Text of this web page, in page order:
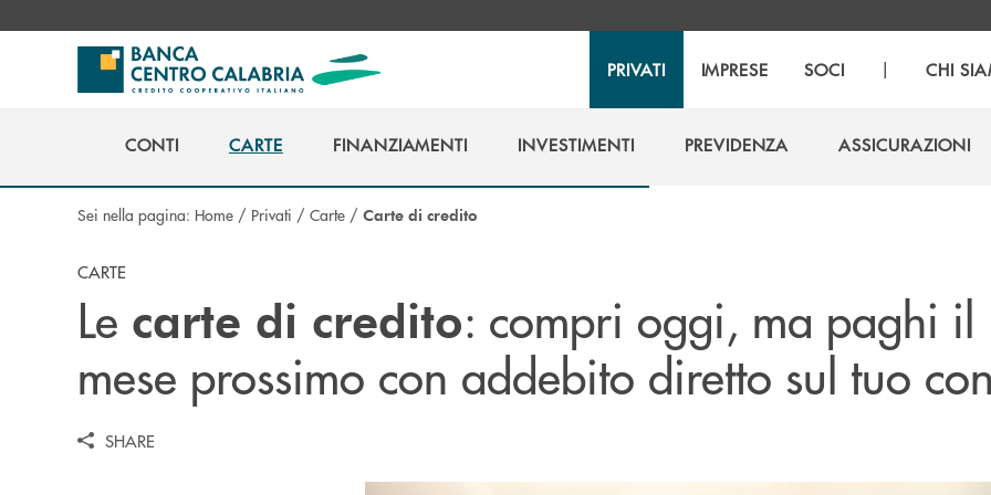
PRIVATI IMPRESE SOCI | CHI
CONTI
CARTE
FINANZIAMENTI
INVESTIMENTI
PREVIDENZA
ASSICURAZIONI
Sei nella pagina: Home / Privati / Carte / Carte di credito
CARTE
Le carte di credito: compri oggi, ma paghi il
mese prossimo con addebito diretto sul tuo
SHARE